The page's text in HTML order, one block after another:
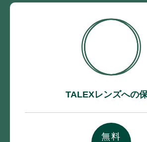
TALEXレンズへの
無料